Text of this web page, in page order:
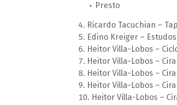
Presto
Ricardo Tacuchian –
Edino Kreiger –
Heitor Villa-Lobos –
Heitor Villa-Lobos –
Heitor Villa-Lobos –
Heitor Villa-Lobos –
Heitor Villa-Lobos –